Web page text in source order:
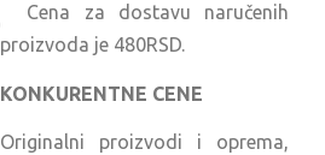
Cena za dostavu naručenih
proizvoda je 480RSD.
KONKURENTNE CENE
Originalni proizvodi i oprema,